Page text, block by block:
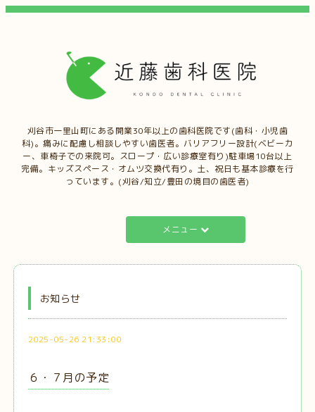
刈谷市一里山町にある開業30年以上の歯科医院です(歯科・小児歯
科)。痛みに配慮し相談しやすい歯医者。バリアフリー設計(ベビーカ
ー、車椅子での来院可。スロープ・広い診療室有り)駐車場10台以上
完備。キッズスペース・オムツ交換代有り。土、祝日も基本診療を行
っています。(刈谷/知立/豊田の境目の歯医者)
メニュー
お知らせ
2025-05-26 21:33:00
６・７月の予定